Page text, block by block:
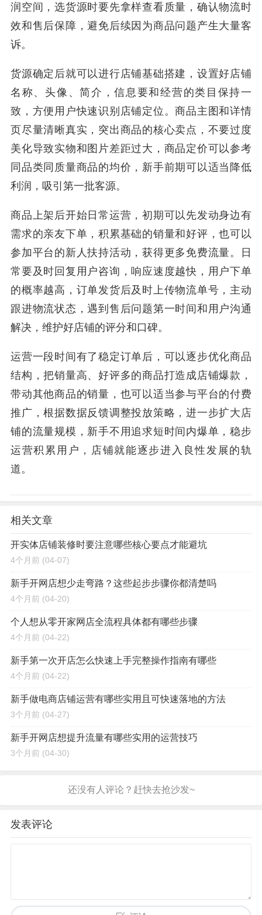
润空间，选货源时要先拿样查看质量，确认物流时
效和售后保障，避免后续因为商品问题产生大量客
诉。
货源确定后就可以进行店铺基础搭建，设置好店铺
名称、头像、简介，信息要和经营的类目保持一
致，方便用户快速识别店铺定位。商品主图和详情
页尽量清晰真实，突出商品的核心卖点，不要过度
美化导致实物和图片差距过大，商品定价可以参考
同品类同质量商品的均价，新手前期可以适当降低
利润，吸引第一批客源。
商品上架后开始日常运营，初期可以先发动身边有
需求的亲友下单，积累基础的销量和好评，也可以
参加平台的新人扶持活动，获得更多免费流量。日
常要及时回复用户咨询，响应速度越快，用户下单
的概率越高，订单发货后及时上传物流单号，主动
跟进物流状态，遇到售后问题第一时间和用户沟通
解决，维护好店铺的评分和口碑。
运营一段时间有了稳定订单后，可以逐步优化商品
结构，把销量高、好评多的商品打造成店铺爆款，
带动其他商品的销量，也可以适当参与平台的付费
推广，根据数据反馈调整投放策略，进一步扩大店
铺的流量规模，新手不用追求短时间内爆单，稳步
运营积累用户，店铺就能逐步进入良性发展的轨
道。
相关文章
开实体店铺装修时要注意哪些核心要点才能避坑
4个月前 (04-07)
新手开网店想少走弯路？这些起步步骤你都清楚吗
4个月前 (04-20)
个人想从零开家网店全流程具体都有哪些步骤
4个月前 (04-22)
新手第一次开店怎么快速上手完整操作指南有哪些
4个月前 (04-22)
新手做电商店铺运营有哪些实用且可快速落地的方法
3个月前 (04-27)
新手开网店想提升流量有哪些实用的运营技巧
3个月前 (04-30)
发表评论